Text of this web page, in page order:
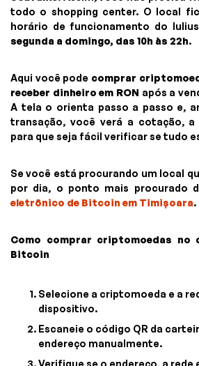
todo o shopping center. O local
horário de funcionamento do
segunda a domingo, das 10h às 22h.
Aqui você pode comprar
receber dinheiro em RON após a
A tela o orienta passo a passo e,
transação, você verá a cotação,
para que seja fácil verificar se tudo
Se você está procurando um local
por dia, o ponto mais procurado
eletrônico de Bitcoin em Timișoara.
Como comprar criptomoedas no
Bitcoin
Selecione a criptomoeda e a
dispositivo.
Escaneie o código QR da
endereço manualmente.